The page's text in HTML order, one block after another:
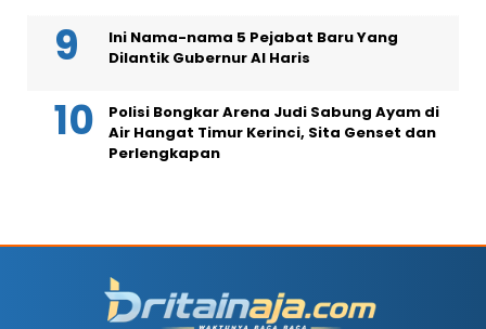
Ini Nama-nama 5 Pejabat Baru Yang
Dilantik Gubernur Al Haris
Polisi Bongkar Arena Judi Sabung Ayam di
Air Hangat Timur Kerinci, Sita Genset dan
Perlengkapan